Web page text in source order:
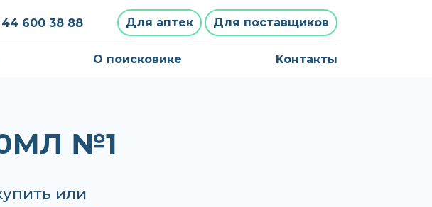
44 600 38 88 Для аптек Для поставщиков
О поисковике Контакты
№1
или